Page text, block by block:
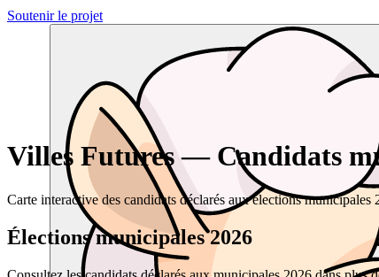
Soutenir le projet
Villes Futures — Candidats
Carte interactive des candidats déclarés aux élections
Élections municipales 2026